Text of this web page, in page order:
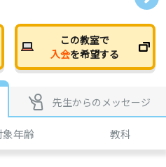
この教室で
入会を希望する
先生からのメッセージ
象年齢 教科